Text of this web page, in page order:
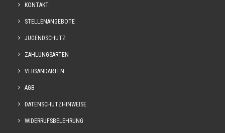
KONTAKT
STELLENANGEBOTE
JUGENDSCHUTZ
ZAHLUNGSARTEN
VERSANDARTEN
AGB
DATENSCHUTZHINWEISE
WIDERRUFSBELEHRUNG